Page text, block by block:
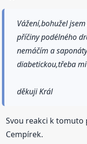
Vážení,bohužel
příčiny podélného
nemáčím a
diabetickou,třeba
děkuji Král
Svou reakci k
Cempírek.